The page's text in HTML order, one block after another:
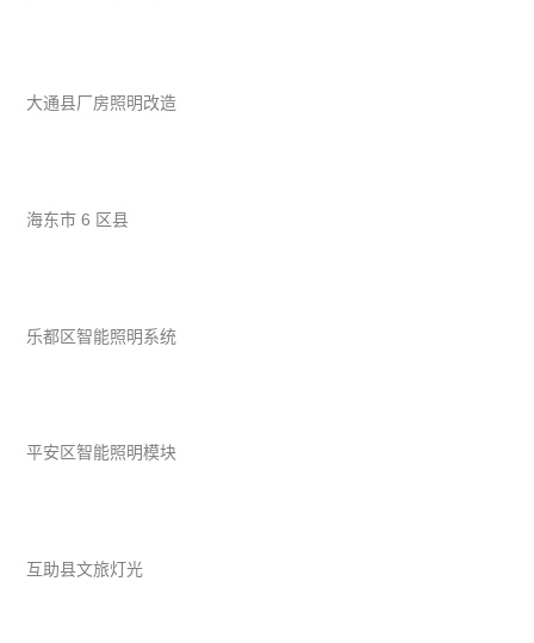
大通县厂房照明改造
海东市 6 区县
乐都区智能照明系统
平安区智能照明模块
互助县文旅灯光